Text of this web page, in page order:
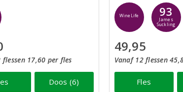
flessen 17,60 per fles
Doos (6)
WineLife 93
James
Suckling
49,95
Vanaf 12 flessen
Fles